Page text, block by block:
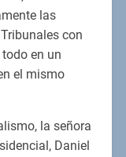
las
con
en un
el mismo
la señora
Daniel